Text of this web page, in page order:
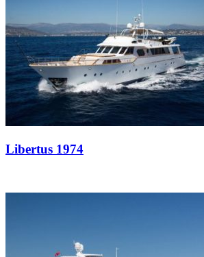
Libertus 1974